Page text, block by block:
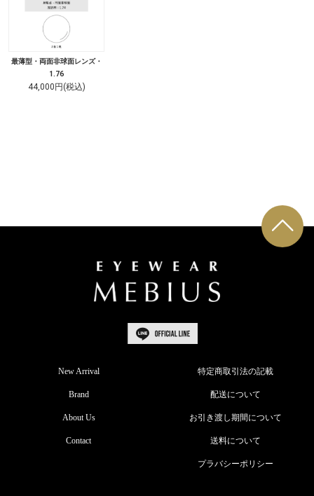
最薄型・両面非球面レンズ・
1.76
44,000円(税込)
New Arrival
Brand
About Us
Contact
特定商取引法の記載
配送について
お引き渡し期間について
送料について
プラバシーポリシー